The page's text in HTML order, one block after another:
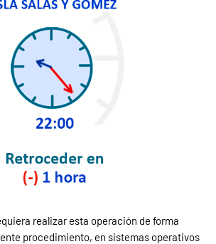
realizar esta operación de forma
procedimiento, en sistemas operativos